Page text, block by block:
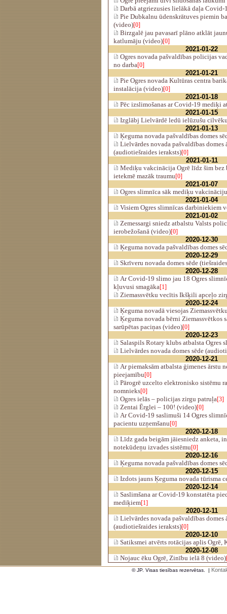
Darbā atgriezusies lielākā daļa
Pie Dubkalnu ūdenskrātuves piemin
(video)[0]
Birzgalē jau pavasarī plāno atklāt
katlumāju (video)[0]
2021-01-22
Ogres novada pašvaldības policijas
no darba[0]
2021-01-21
Pie Ogres novada Kultūras centra
instalācija (video)[0]
2021-01-18
Pēc izslimošanas ar Covid-19 mediķi
2021-01-15
Izglābj Lielvārdē ledū ielūzušu
2021-01-13
Ķeguma novada pašvaldības domes
Lielvārdes novada pašvaldības domes
(audiotiešraides ieraksts)[0]
2021-01-11
Mediķu vakcinācija Ogrē līdz šim bez
ietekmē mazāk traumu[0]
2021-01-07
Ogres slimnīca sāk mediķu
2021-01-04
Visiem Ogres slimnīcas darbiniekiem
2021-01-02
Zemessargi sniedz atbalstu Valsts
ierobežošanā (video)[0]
2020-12-30
Ķeguma novada pašvaldības domes
2020-12-29
Skrīveru novada domes sēde
2020-12-28
Ar Covid-19 slimo jau 18 Ogres
kļuvusi smagāka[1]
Ziemassvētku vecītis Ikšķili apceļo
2020-12-24
Ķeguma novadā viesojas
Ķeguma novada bērni Ziemassvētkos
sarūpētas paciņas (video)[0]
2020-12-23
Salaspils Rotary klubs atbalsta Ogres
Lielvārdes novada domes sēde
2020-12-21
Ar piemaksām atbalsta ģimenes ārstu
pieejamību[0]
Pārogrē uzcelto elektronisko sistēmu
nomnieks[0]
Ogres ielās – policijas zirgu patruļa[3]
Zentai Ērglei – 100! (video)[0]
Ar Covid-19 saslimuši 14 Ogres
pacientu uzņemšanu[0]
2020-12-18
Līdz gada beigām jāiesniedz anketa,
notekūdeņu izvades sistēmu[0]
2020-12-16
Ķeguma novada pašvaldības domes
2020-12-15
Izdots jauns Ķeguma novada tūrisma
2020-12-14
Saslimšana ar Covid-19 konstatēta
mediķiem[1]
2020-12-11
Lielvārdes novada pašvaldības domes
(audiotiešraides ieraksts)[0]
2020-12-10
Satiksmei atvērts rotācijas aplis Ogrē,
2020-12-08
Nojauc ēku Ogrē, Zinību ielā 8 (video)
© JP. Visas tiesības rezervētas. |